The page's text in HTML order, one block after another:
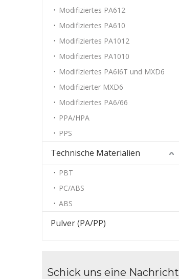
Modifiziertes PA612
Modifiziertes PA610
Modifiziertes PA1012
Modifiziertes PA1010
Modifiziertes PA6I6T und MXD6
Modifizierter MXD6
Modifiziertes PA6/66
PPA/HPA
PPS
Technische Materialien
PBT
PC/ABS
ABS
Pulver (PA/PP)
Schick uns eine Nachricht